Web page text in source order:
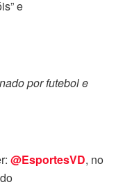
e
por futebol e
@EsportesVD, no